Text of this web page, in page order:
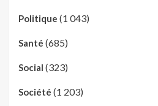
Politique (1 043)
Santé (685)
Social (323)
Société (1 203)